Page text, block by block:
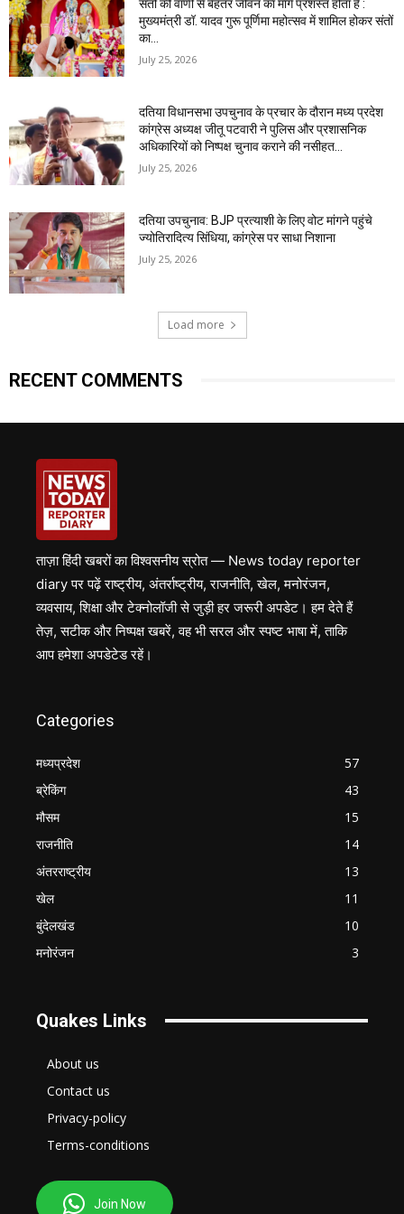
संतों की वाणी से बेहतर जीवन का मार्ग प्रशस्त होता है :
मुख्यमंत्री डॉ. यादव गुरू पूर्णिमा महोत्सव में शामिल होकर संतों
का...
July 25, 2026
दतिया विधानसभा उपचुनाव के प्रचार के दौरान मध्य प्रदेश
कांग्रेस अध्यक्ष जीतू पटवारी ने पुलिस और प्रशासनिक
अधिकारियों को निष्पक्ष चुनाव कराने की नसीहत...
July 25, 2026
दतिया उपचुनाव: BJP प्रत्याशी के लिए वोट मांगने पहुंचे
ज्योतिरादित्य सिंधिया, कांग्रेस पर साधा निशाना
July 25, 2026
Load more
RECENT COMMENTS
ताज़ा हिंदी खबरों का विश्वसनीय स्रोत — News today reporter
diary पर पढ़ें राष्ट्रीय, अंतर्राष्ट्रीय, राजनीति, खेल, मनोरंजन,
व्यवसाय, शिक्षा और टेक्नोलॉजी से जुड़ी हर जरूरी अपडेट। हम देते हैं
तेज़, सटीक और निष्पक्ष खबरें, वह भी सरल और स्पष्ट भाषा में, ताकि
आप हमेशा अपडेटेड रहें।
Categories
मध्यप्रदेश
57
ब्रेकिंग
43
मौसम
15
राजनीति
14
अंतरराष्ट्रीय
13
खेल
11
बुंदेलखंड
10
मनोरंजन
3
Quakes Links
About us
Contact us
Privacy-policy
Terms-conditions
Join Now